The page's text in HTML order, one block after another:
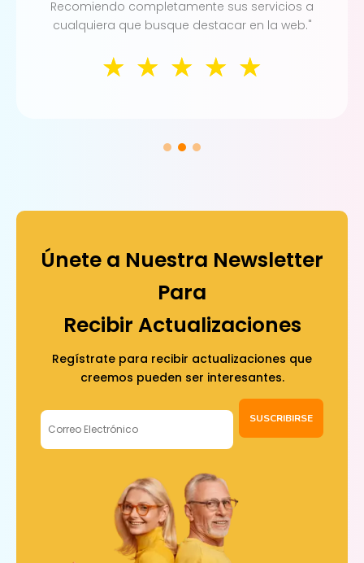
Recomiendo completamente sus servicios a
cualquiera que busque destacar en la web."
☆ ☆ ☆ ☆ ☆
Únete a Nuestra Newsletter
Para
Recibir Actualizaciones
Regístrate para recibir actualizaciones que
creemos pueden ser interesantes.
SUSCRIBIRSE